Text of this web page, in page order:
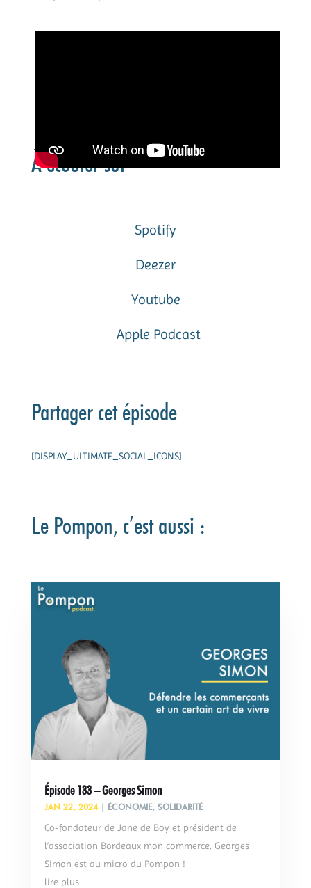
À écouter sur
Spotify
Deezer
Youtube
Apple Podcast
Partager cet épisode
[DISPLAY_ULTIMATE_SOCIAL_ICONS]
Le Pompon, c’est aussi :
Épisode 133 – Georges Simon
JAN 22, 2024| ÉCONOMIE, SOLIDARITÉ
Co-fondateur de Jane de Boy et président de
l’association Bordeaux mon commerce, Georges
Simon est au micro du Pompon !
lire plus